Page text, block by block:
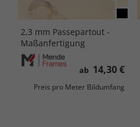
2,3 mm Passepartout -
Maßanfertigung
ab 14,30 €
Preis pro Meter Bildumfang